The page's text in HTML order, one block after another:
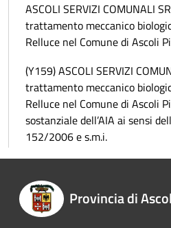
ASCOLI SERVIZI COMUNALI
trattamento meccanico
Relluce nel Comune di Ascoli
(Y159) ASCOLI SERVIZI
trattamento meccanico
Relluce nel Comune di Ascoli
sostanziale dell’AIA ai sensi
152/2006 e s.m.i.
Provincia di